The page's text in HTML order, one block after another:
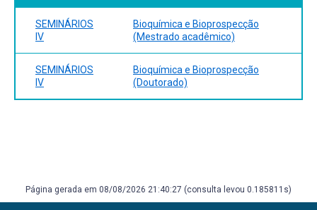
SEMINÁRIOS
IV
Bioquímica e Bioprospecção
(Mestrado acadêmico)
SEMINÁRIOS
IV
Bioquímica e Bioprospecção
(Doutorado)
Página gerada em 08/08/2026 21:40:27 (consulta levou 0.185811s)